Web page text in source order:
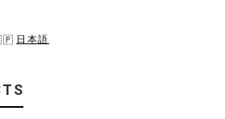
日本語